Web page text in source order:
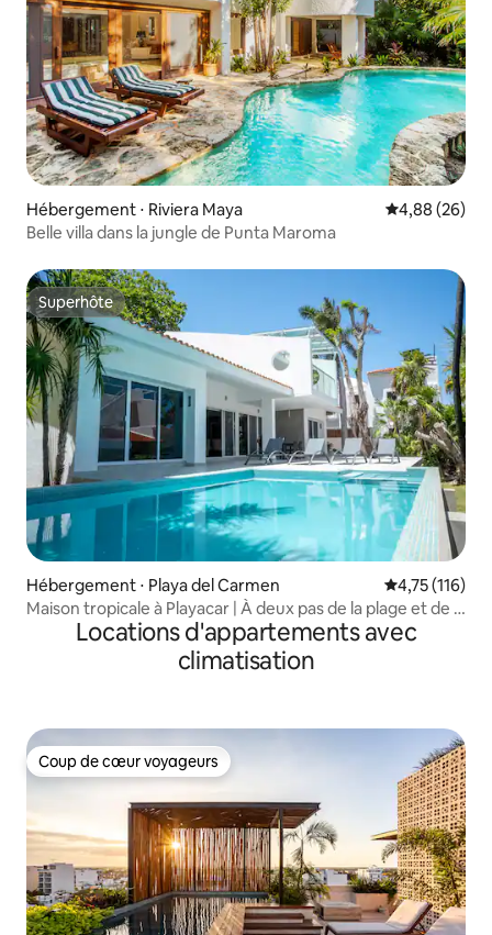
Hébergement ⋅ Riviera Maya Évaluation
4,88 (26)
Belle villa dans la jungle de Punta Maroma
Superhôte
Superhôte
Hébergement ⋅ Playa del Carmen Évaluation
4,75 (116)
Maison tropicale à Playacar | À deux pas de la plage et de la
5e AvenueLocations d'appartements avec
climatisation
Coup de cœur voyageurs
Coup de cœur voyageurs